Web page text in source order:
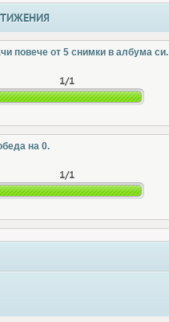
повече от 5 снимки в албума си.
1/1
на 0.
1/1